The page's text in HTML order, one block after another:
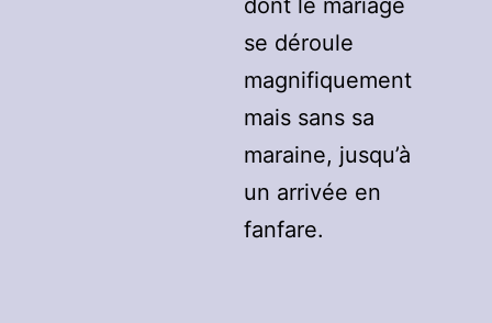
se déroule
magnifiquement
mais sans sa
maraine, jusqu’à
un arrivée en
fanfare.